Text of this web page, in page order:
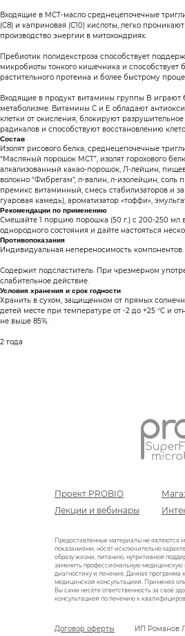
Входящие в МСТ-масло среднецепочечные
(С8) и каприновая (С10) кислоты, легко
производство энергии в митохондриях.
Пребиотик полидекстроза способствует
микробиоты тонкого кишечника и способствует
растительного протеина и более быстрому
Входящие в продукт витамины группы B играют
метаболизме. Витамины С и Е обладают
клетки от окисления, блокируют
радикалов и способствуют восстановлению
Состав
Изолят рисового белка, среднецепочечные
“Масляный порошок МСТ”, изолят горохового
алкализованный какао-порошок, Л-лейцин,
волокно "Фибрегам", л-валин, л-изолейцин, соль
премикс витаминный, смесь стабилизаторов и
гуаровая камедь), ароматизатор «тоффи»,
Рекомендации по применению
Смешайте 1 порцию порошка (50 г.) с 200-250 мл
однородного состояния и дайте настояться
Противопоказания
Индивидуальная непереносимость компонентов.
Содержит подсластитель. При чрезмерном
слабительное действие.
Условия хранения и срок годности
Хранить в сухом, защищенном от прямых
детей месте при температуре от -2 до +25 °C и
не выше 85%.
2 года
Предоставленные материалы не являются
показаниями, носят исключительно
образу жизни, питанию, нутритивной
заменить профессиональную медицинскую
диагностику и лечение. Данная программа
медицинской консультацией. Применяя
Вы сами несёте ответственность за своё
консультацией по лечению к
ИП Романов
Лекции и вебинары
Договор оферты
Проект PROBIO